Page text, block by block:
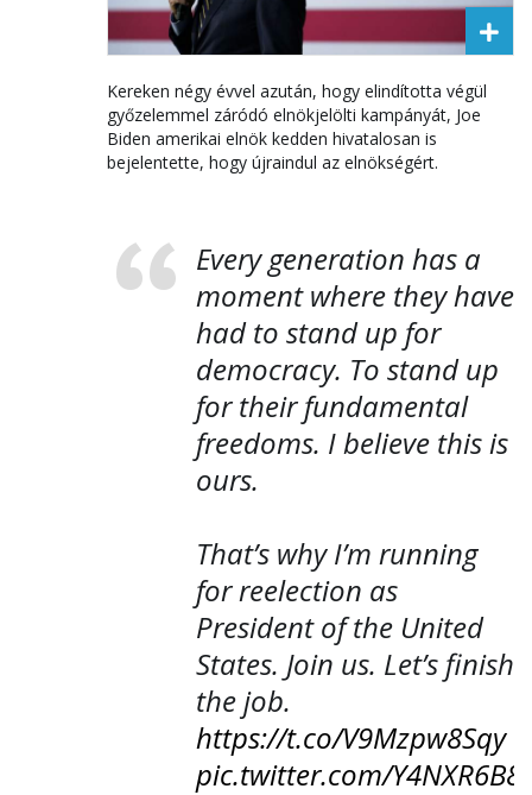
Kereken négy évvel azután, hogy elindította végül
győzelemmel záródó elnökjelölti kampányát, Joe
Biden amerikai elnök kedden hivatalosan is
bejelentette, hogy újraindul az elnökségért.
Every generation has a
moment where they have
had to stand up for
democracy. To stand up
for their fundamental
freedoms. I believe this is
ours.
That’s why I’m running
for reelection as
President of the United
States. Join us. Let’s finish
the job.
https://t.co/V9Mzpw8Sqy
pic.twitter.com/